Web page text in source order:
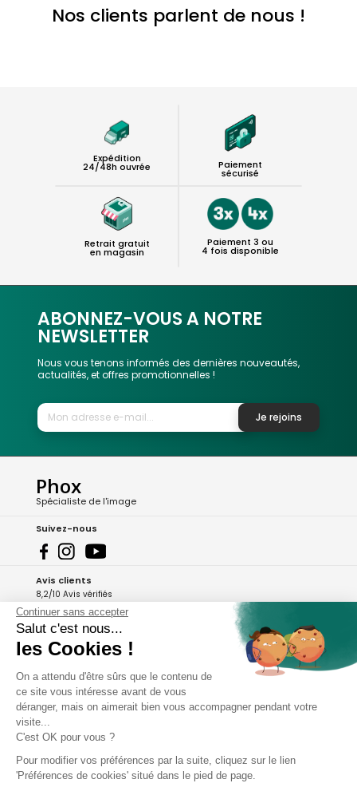
Nos clients parlent de nous !
Expédition
24/48h ouvrée Paiement
sécurisé
Retrait gratuit
en magasin
Paiement 3 ou
4 fois disponible
ABONNEZ-VOUS A NOTRE
NEWSLETTER
Nous vous tenons informés des dernières nouveautés,
actualités, et offres promotionnelles !
Je rejoins
Phox
Spécialiste de l'image
Suivez-nous
Avis clients
8,2/10 Avis vérifiés
L'Appli Phox
A propos de Phox
Services et garanties
Continuer sans accepter
Salut c'est nous...
les Cookies !
On a attendu d'être sûrs que le contenu de
ce site vous intéresse avant de vous
déranger, mais on aimerait bien vous accompagner pendant votre
visite...
C'est OK pour vous ?
Pour modifier vos préférences par la suite, cliquez sur le lien
'Préférences de cookies' situé dans le pied de page.